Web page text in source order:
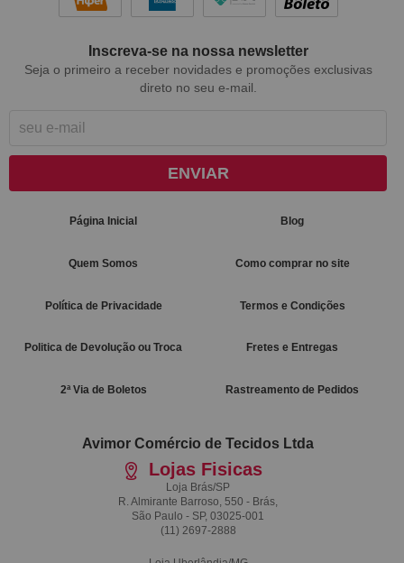
Inscreva-se na nossa newsletter
Seja o primeiro a receber novidades e promoções exclusivas
direto no seu e-mail.
ENVIAR
Página Inicial Blog
Quem Somos Como comprar no site
Política de Privacidade Termos e Condições
Politica de Devolução ou Troca Fretes e Entregas
2ª Via de Boletos Rastreamento de Pedidos
Avimor Comércio de Tecidos Ltda
Lojas Fisicas
Loja Brás/SP
R. Almirante Barroso, 550 - Brás,
São Paulo - SP, 03025-001
(11) 2697-2888